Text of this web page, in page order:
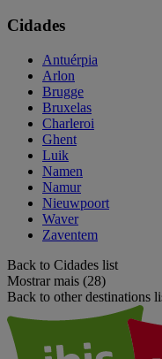
Cidades
Antuérpia
Arlon
Brugge
Bruxelas
Charleroi
Ghent
Luik
Namen
Namur
Nieuwpoort
Waver
Zaventem
Back to Cidades list
Mostrar mais (28)
Back to other destinations